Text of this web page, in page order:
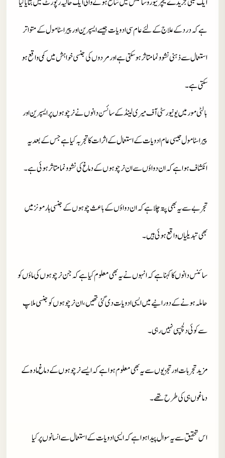
ہے کہ درد کے علاج کے لئے عام سی ادویات جیسے ایسپرین اور پیرا سٹامول کے متواتر
استعمال سے ذہنی نشوونما متاثر ہو سکتی ہے اور مردوں کی جنسی خواہش میں کمی واقع ہو
سکتی ہے۔
بالٹی مور میں یونیورسٹی آف میری لینڈ کے سائسن دانوں نے نر چوہوں پر ایسپرین اور
پیرا سٹامول جیسی عام ادویات کے استعمال کے اثرات کا تجربہ کیا ہے جس کے بعد یہ
انکشاف ہوا ہے کہ ان دواؤں سے ان نر چوہوں کے دماغ کی نشو و نما متاثر ہوئی ہے۔
تجربے سے یہ بھی پتہ چلا ہے کہ ان دواؤں کے باعث چوہوں کے جنسی ہارمونز میں
بھی تبدیلیاں واقع ہوئی ہیں۔
سائنس دانوں کا کہنا ہے کہ انہوں نے یہ بھی معلوم کیا ہے کہ جن نر چوہوں کی ماؤں کو
حاملہ ہونے کے دورانیے میں ایسی ادویات دی گئی تھیں، ان نر چوہوں کو جنسی ملاپ
سے کوئی دلچسپی نہیں رہی۔
مزید تجربات اور تجزیوں سے یہ بھی معلوم ہوا ہے کہ ایسے نر چوہوں کے دماغ مادہ کے
دماغوں ہی کی طرح تھے۔
اس تحقیق سے یہ سوال پیدا ہوا ہے کہ ایسی ادویات کے استعمال سے انسانوں پر کیا